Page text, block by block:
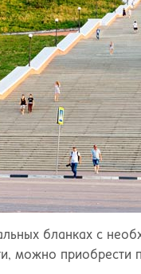
бланках с
можно приобрести